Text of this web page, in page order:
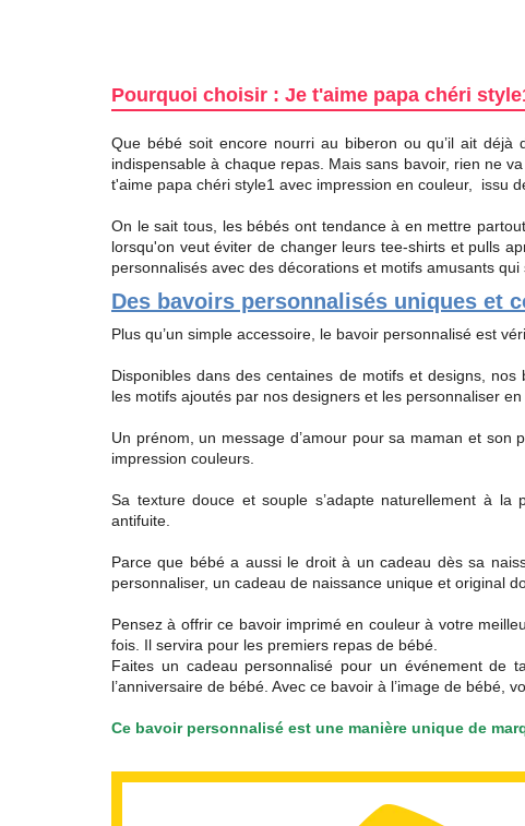
Pourquoi choisir : Je t'aime papa chéri
Que bébé soit encore nourri au biberon ou qu’il ait
indispensable à chaque repas. Mais sans bavoir, rien ne
t'aime papa chéri style1 avec impression en couleur, issu
On le sait tous, les bébés ont tendance à en mettre
lorsqu'on veut éviter de changer leurs tee-shirts et pulls
personnalisés avec des décorations et motifs amusants
Des bavoirs personnalisés uniques et
Plus qu’un simple accessoire, le bavoir personnalisé est
Disponibles dans des centaines de motifs et designs,
les motifs ajoutés par nos designers et les personnaliser
Un prénom, un message d’amour pour sa maman et
impression couleurs.
Sa texture douce et souple s’adapte naturellement à
antifuite.
Parce que bébé a aussi le droit à un cadeau dès sa
personnaliser, un cadeau de naissance unique et original
Pensez à offrir ce bavoir imprimé en couleur à votre
fois. Il servira pour les premiers repas de bébé.
Faites un cadeau personnalisé pour un événement de
l’anniversaire de bébé. Avec ce bavoir à l’image de bébé,
Ce bavoir personnalisé est une manière unique de